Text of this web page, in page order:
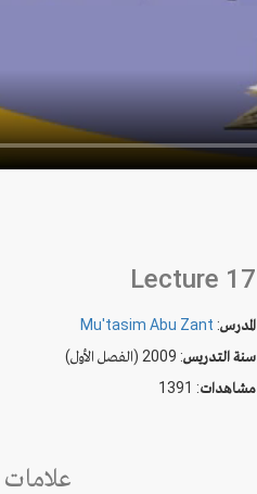
Lecture 17
المدرس:
Mu'tasim Abu Zant
سنة التدريس: 2009 (الفصل الأول)
مشاهدات: 1391
علامات